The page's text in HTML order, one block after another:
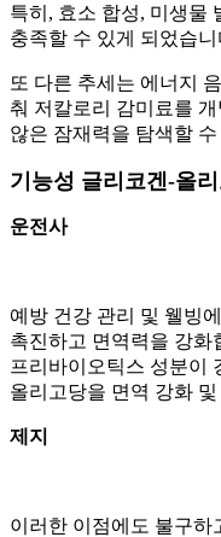
특히, 효소 합성, 미생물
충족할 수 있게 되었습
또 다른 추세는 에너지
춰 저칼로리 감미료를
않은 잠재력을 탐색할
기능성 글리코겐-올
운전사
예방 건강 관리 및 웰빙
촉진하고 면역력을 강화
프리바이오틱스 성분이
올리고당을 면역 강화
제지
이러한 이점에도 불구하